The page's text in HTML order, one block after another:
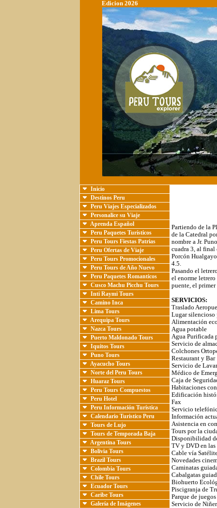
Edicion 2026
Inicio
Destinos Peru
Peru Viajes Especializados
Personalice su Viaje
Aprenda Español
Peru Paquetes Turísticos
Peru Tours Fiestas Patrias
Peru Ofertas de Viaje
Peru Tours Promocionales
Peru Tours de Año Nuevo
Peru Paquetes Romanticos
Cusco Machu Picchu Tours
Inti Raymi Tours
Camino Inca
Lima Tours
Arequipa Tours
Nazca Tours
Puerto Maldonado Tours
Iquitos Tours
Puno Tours
Ayacucho Tours
Norte del Peru Tours
Huaraz Tours
Peru Tours Compuestos
Peru Hotel
Peru Información Turística
Calendario Turistico Peru
Tours de Lujo
Tours de Temporada Baja
Argentina Tours
Bolivia Tours
Brazil Tours
Colombia Tours
Chile Tours
Ecuador Tours
Caribe Tours
Galería de Imágenes
Partiendo de la
de la Catedral
nombre a Jr.
cuadra 3, al final
Porcón
4.5.
Pasando el
el enorme letrero
puente, el primer
SERVICIOS:
Traslado
Lugar silencioso
Alimentación
Agua potable
Agua Purificada
Servicio de
Colchones
Restaurant y Bar
Servicio de
Médico de
Caja de
Habitaciones
Edificación
Fax
Servicio
Información
Asistencia en
Tours por la
Disponibilidad
TV y DVD en
Cable vía
Novedades
Caminatas
Cabalgatas
Biohuerto
Piscigranja de
Parque de
Servicio de